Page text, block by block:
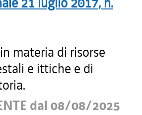
materia di risorse
e ittiche e di
dal 08/08/2025